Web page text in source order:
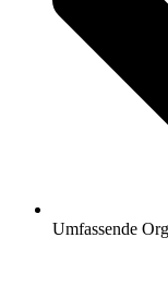
Umfassende